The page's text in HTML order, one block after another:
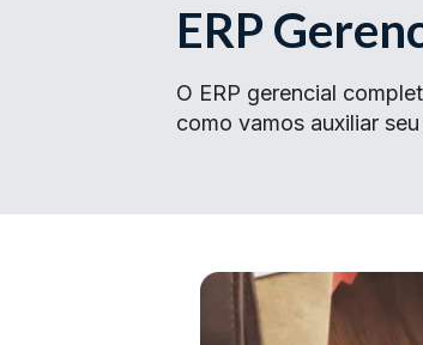
ERP
O ERP gerencial
como vamos auxiliar